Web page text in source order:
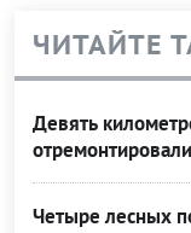
ЧИТАЙТЕ
Девять
Четыре лесных